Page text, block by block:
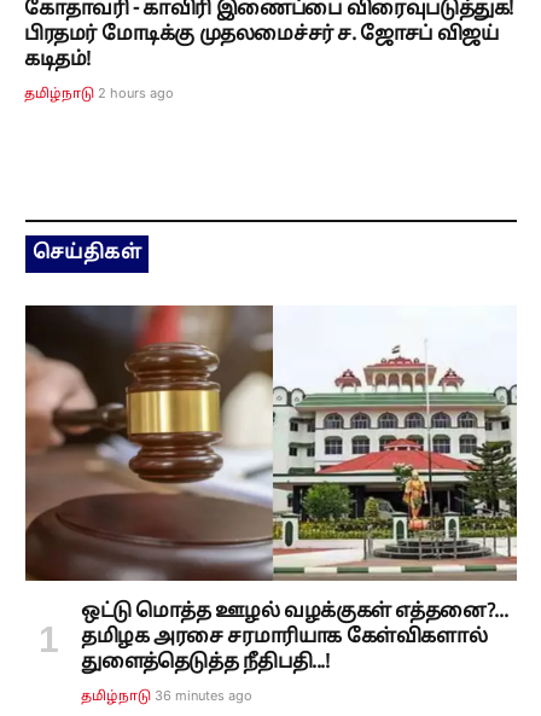
கோதாவரி - காவிரி இணைப்பை விரைவுபடுத்துக!
பிரதமர் மோடிக்கு முதலமைச்சர் ச. ஜோசப் விஜய்
கடிதம்!
தமிழ்நாடு 2 hours ago
செய்திகள்
ஒட்டு மொத்த ஊழல் வழக்குகள் எத்தனை?...
தமிழக அரசை சரமாரியாக கேள்விகளால்
துளைத்தெடுத்த நீதிபதி...!
தமிழ்நாடு 36 minutes ago